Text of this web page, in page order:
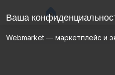
Ваша
Webmarket — маркетплейс и